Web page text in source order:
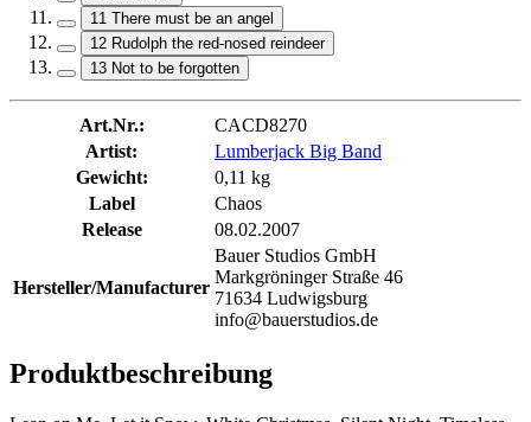
11 There must be an angel
12 Rudolph the red-nosed reindeer
13 Not to be forgotten
Art.Nr.:
CACD8270
Artist:
Lumberjack Big Band
Gewicht:
0,11 kg
Label
Chaos
Release
08.02.2007
Hersteller/Manufacturer
Bauer Studios GmbH
Markgröninger Straße 46
71634 Ludwigsburg
info@bauerstudios.de
Produktbeschreibung